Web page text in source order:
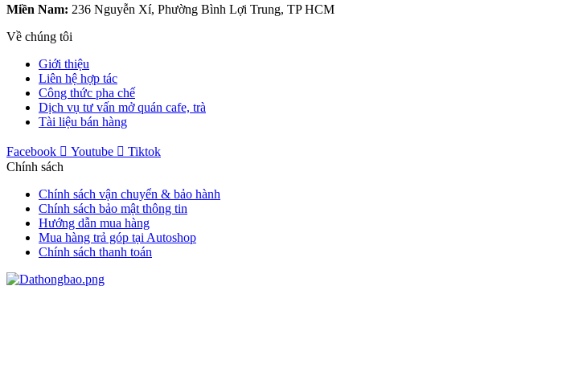
Miền Nam: 236 Nguyễn Xí, Phường Bình Lợi Trung, TP HCM
Về chúng tôi
Giới thiệu
Liên hệ hợp tác
Công thức pha chế
Dịch vụ tư vấn mở quán cafe, trà
Tài liệu bán hàng
Facebook Youtube
Tiktok
Chính sách
Chính sách vận chuyển & bảo hành
Chính sách bảo mật thông tin
Hướng dẫn mua hàng
Mua hàng trả góp tại Autoshop
Chính sách thanh toán